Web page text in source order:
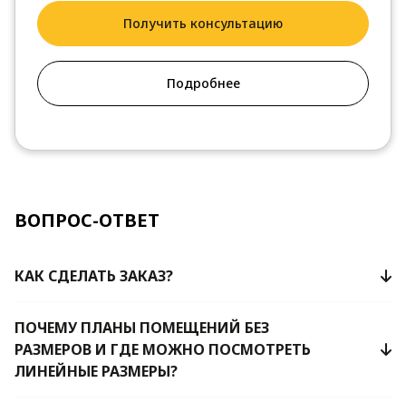
Получить консультацию
Подробнее
ВОПРОС-ОТВЕТ
КАК СДЕЛАТЬ ЗАКАЗ?
ПОЧЕМУ ПЛАНЫ ПОМЕЩЕНИЙ БЕЗ
РАЗМЕРОВ И ГДЕ МОЖНО ПОСМОТРЕТЬ
ЛИНЕЙНЫЕ РАЗМЕРЫ?